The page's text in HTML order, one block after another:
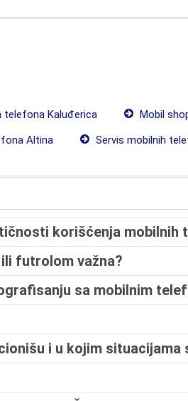
telefona Kaluđerica
Mobil
Altina Servis mobilnih
korišćenja mobilnih
futrolom važna?
sa mobilnim
i u kojim situacijama